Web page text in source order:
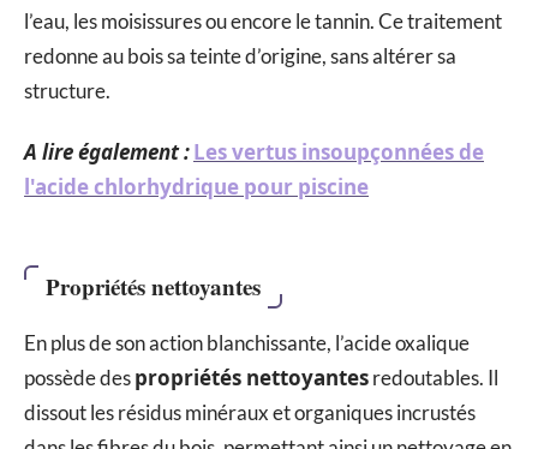
l’eau, les moisissures ou encore le tannin. Ce traitement
redonne au bois sa teinte d’origine, sans altérer sa
structure.
A lire également :Les vertus insoupçonnées de
l'acide chlorhydrique pour piscine
Propriétés nettoyantes
En plus de son action blanchissante, l’acide oxalique
possède despropriétés nettoyantesredoutables. Il
dissout les résidus minéraux et organiques incrustés